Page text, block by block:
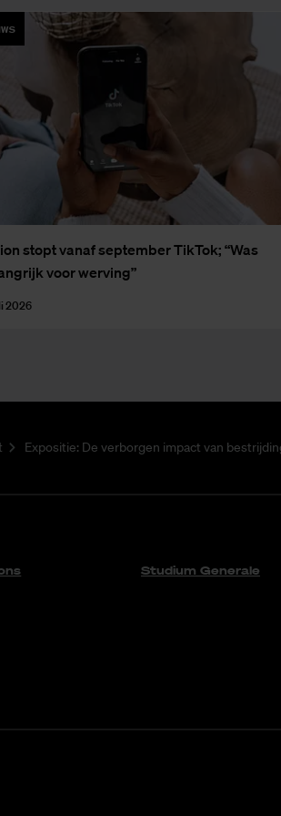
stopt van­af sep­tem­ber Tik­Tok; “Was
voor wer­ving”
2026
Expositie: De verborgen impact van
Studium Generale